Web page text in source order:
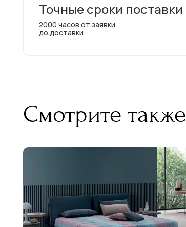
Точные сроки поставки
2000 часов от заявки
до доставки
Смотрите также